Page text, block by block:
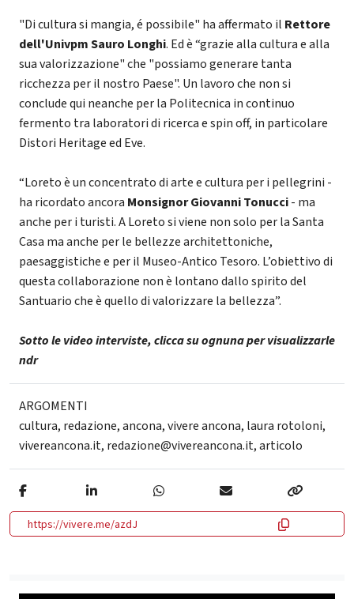
"Di cultura si mangia, é possibile" ha affermato il Rettore
dell'Univpm Sauro Longhi. Ed è “grazie alla cultura e alla
sua valorizzazione" che "possiamo generare tanta
ricchezza per il nostro Paese". Un lavoro che non si
conclude qui neanche per la Politecnica in continuo
fermento tra laboratori di ricerca e spin off, in particolare
Distori Heritage ed Eve.
“Loreto è un concentrato di arte e cultura per i pellegrini -
ha ricordato ancora Monsignor Giovanni Tonucci- ma
anche per i turisti. A Loreto si viene non solo per la Santa
Casa ma anche per le bellezze architettoniche,
paesaggistiche e per il Museo-Antico Tesoro. L’obiettivo di
questa collaborazione non è lontano dallo spirito del
Santuario che è quello di valorizzare la bellezza”.
Sotto le video interviste, clicca su ognuna per visualizzarle
ndr
ARGOMENTI
cultura, redazione,ancona,vivere ancona, laura rotoloni,
vivereancona.it, redazione@vivereancona.it,articolo
https://vivere.me/azdJ